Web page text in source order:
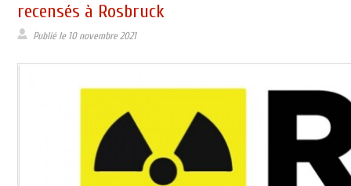
recensés à Rosbruck
Publié le 10 novembre 2021